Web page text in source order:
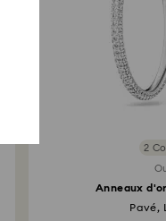
2
Anneaux
Pavé,